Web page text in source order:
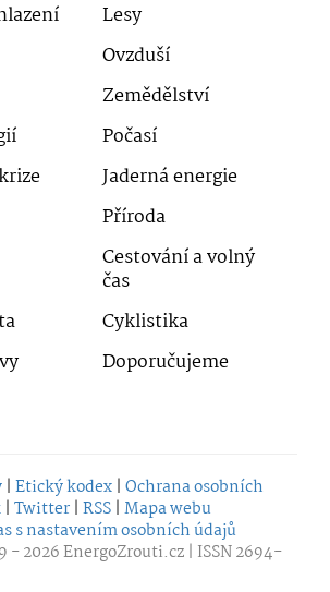
Lesy
Ovzduší
Zemědělství
Počasí
Jaderná energie
Příroda
Cestování a volný
čas
Cyklistika
Doporučujeme
| Etický kodex | Ochrana osobních
| Twitter | RSS | Mapa webu
s nastavením osobních údajů
- 2026EnergoZrouti.cz | ISSN 2694-